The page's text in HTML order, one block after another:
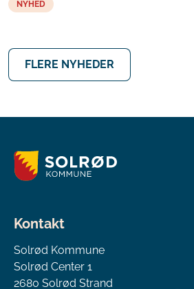
NYHED
FLERE NYHEDER
Kontakt
Solrød Kommune
Solrød Center 1
2680 Solrød Strand